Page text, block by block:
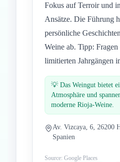
Fokus auf Terroir und
Ansätze. Die Führung
persönliche
Weine ab. Tipp: Fragen
limitierten Jahrgängen
💡 Das Weingut bietet
Atmosphäre und
moderne Rioja-Weine.
Av. Vizcaya, 6, 26200
Spanien
Source: Google Places